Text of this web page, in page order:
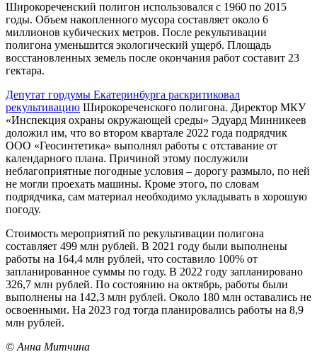
Широкореченский полигон использовался с 1960 по 2015
годы. Объем накопленного мусора составляет около 6
миллионов кубических метров. После рекультивации
полигона уменьшится экологический ущерб. Площадь
восстановленных земель после окончания работ составит 23
гектара.
Депутат гордумы Екатеринбурга раскритиковал
рекультивацию Широкореченского полигона. Директор МКУ
«Инспекция охраны окружающей среды» Эдуард Минникеев
доложил им, что во втором квартале 2022 года подрядчик
ООО «Геосинтетика» выполнял работы с отставание от
календарного плана. Причиной этому послужили
неблагоприятные погодные условия – дорогу размыло, по ней
не могли проехать машины. Кроме этого, по словам
подрядчика, сам материал необходимо укладывать в хорошую
погоду.
Стоимость мероприятий по рекультивации полигона
составляет 499 млн рублей. В 2021 году были выполнены
работы на 164,4 млн рублей, что составило 100% от
запланированное суммы по году. В 2022 году запланировано
326,7 млн рублей. По состоянию на октябрь, работы были
выполнены на 142,3 млн рублей. Около 180 млн оставались не
освоенными. На 2023 год тогда планировались работы на 8,9
млн рублей.
© Анна Митчина